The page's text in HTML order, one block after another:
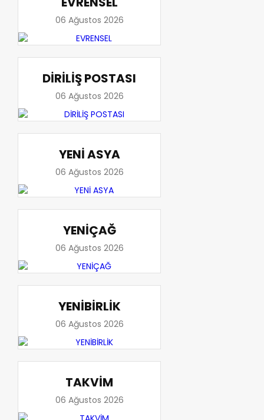
06 Ağustos 2026
DİRİLİŞ POSTASI
06 Ağustos 2026
YENİ ASYA
06 Ağustos 2026
YENİÇAĞ
06 Ağustos 2026
YENİBİRLİK
06 Ağustos 2026
TAKVİM
06 Ağustos 2026